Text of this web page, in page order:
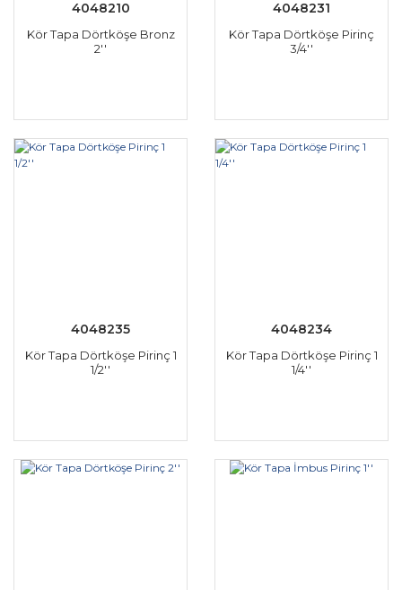
4048210
Kör Tapa Dörtköşe Bronz
2''
4048231
Kör Tapa Dörtköşe Pirinç
3/4''
4048235
Kör Tapa Dörtköşe Pirinç 1
1/2''
4048234
Kör Tapa Dörtköşe Pirinç 1
1/4''